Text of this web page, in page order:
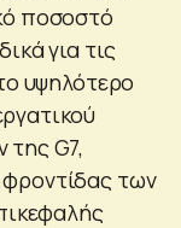
ποσοστό
για τις
υψηλότερο
G7,
των